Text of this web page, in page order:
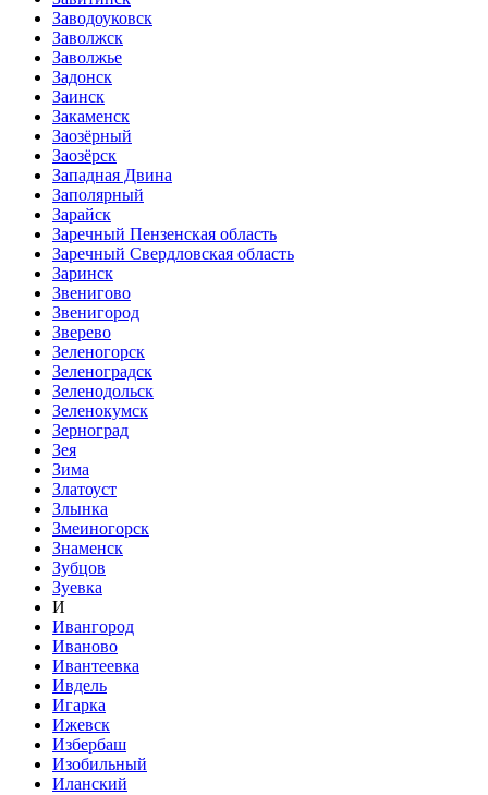
Заводоуковск
Заволжск
Заволжье
Задонск
Заинск
Закаменск
Заозёрный
Заозёрск
Западная Двина
Заполярный
Зарайск
Заречный Пензенская область
Заречный Свердловская область
Заринск
Звенигово
Звенигород
Зверево
Зеленогорск
Зеленоградск
Зеленодольск
Зеленокумск
Зерноград
Зея
Зима
Златоуст
Злынка
Змеиногорск
Знаменск
Зубцов
Зуевка
И
Ивангород
Иваново
Ивантеевка
Ивдель
Игарка
Ижевск
Избербаш
Изобильный
Иланский